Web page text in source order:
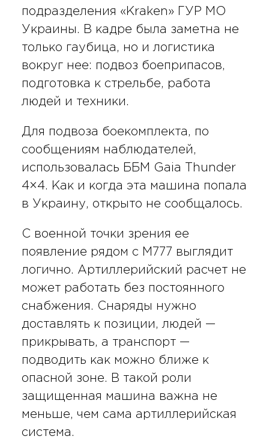
подразделения «Kraken» ГУР МО
Украины. В кадре была заметна не
только гаубица, но и логистика
вокруг нее: подвоз боеприпасов,
подготовка к стрельбе, работа
людей и техники.
Для подвоза боекомплекта, по
сообщениям наблюдателей,
использовалась ББМ Gaia Thunder
4×4. Как и когда эта машина попала
в Украину, открыто не сообщалось.
С военной точки зрения ее
появление рядом с M777 выглядит
логично. Артиллерийский расчет не
может работать без постоянного
снабжения. Снаряды нужно
доставлять к позиции, людей —
прикрывать, а транспорт —
подводить как можно ближе к
опасной зоне. В такой роли
защищенная машина важна не
меньше, чем сама артиллерийская
система.